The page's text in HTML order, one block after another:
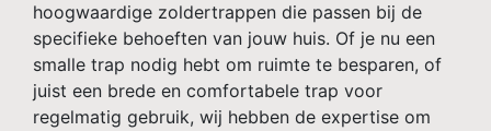
hoogwaardige zoldertrappen die passen bij de
specifieke behoeften van jouw huis. Of je nu een
smalle trap nodig hebt om ruimte te besparen, of
juist een brede en comfortabele trap voor
regelmatig gebruik, wij hebben de expertise om